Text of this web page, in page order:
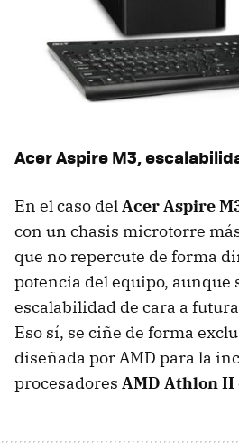
Acer Aspire M3,
En el caso delAcer Aspire
con un chasis microtorre
que no repercute de forma
potencia del equipo, aunque
escalabilidad de cara a
Eso sí, se ciñe de forma
diseñada por AMD para la
procesadores AMD Athlon II